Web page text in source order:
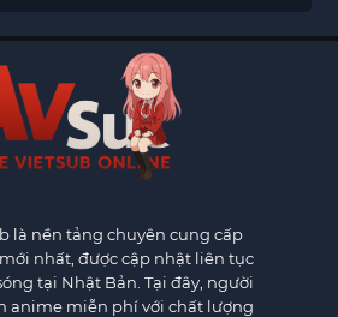
là nền tảng chuyên cung cấp
nhất, được cập nhật liên tục
tại Nhật Bản. Tại đây, người
anime miễn phí với chất lượng